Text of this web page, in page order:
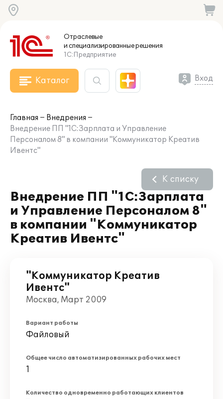
Отраслевые
и специализированныерешения
1С:Предприятие
Каталог Вход
Главная
Внедрения
Внедрение ПП "1С:Зарплата и Управление
Персоналом 8" в компании "Коммуникатор Креатив
Ивентс"
Внедрение ПП "1С:Зарплата
и Управление Персоналом 8"
в компании "Коммуникатор
Креатив Ивентс"
К списку
"Коммуникатор Креатив
Ивентс"
Москва, Март 2009
Вариант работы
Файловый
Общее число автоматизированных рабочих мест
1
Количество одновременно работающих клиентов